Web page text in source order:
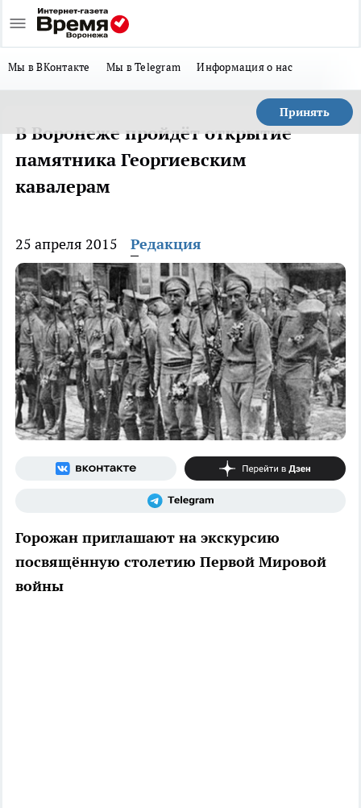
Мы в ВКонтакте Мы в Telegram Информация о нас
Принять
В Воронеже пройдёт открытие
памятника Георгиевским
кавалерам
25 апреля 2015 Редакция
Горожан приглашают на экскурсию
посвящённую столетию Первой Мировой
войны